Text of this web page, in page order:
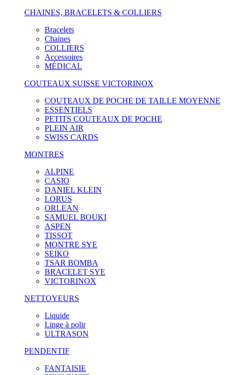
CHAINES, BRACELETS & COLLIERS
Bracelets
Chaines
COLLIERS
Accessoires
MÉDICAL
COUTEAUX SUISSE VICTORINOX
COUTEAUX DE POCHE DE TAILLE MOYENNE
ESSENTIELS
PETITS COUTEAUX DE POCHE
PLEIN AIR
SWISS CARDS
MONTRES
ALPINE
CASIO
DANIEL KLEIN
LORUS
ORLEAN
SAMUEL BOUKI
ASPEN
TISSOT
MONTRE SYE
SEIKO
TSAR BOMBA
BRACELET SYE
VICTORINOX
NETTOYEURS
Liquide
Linge à polir
ULTRASON
PENDENTIF
FANTAISIE